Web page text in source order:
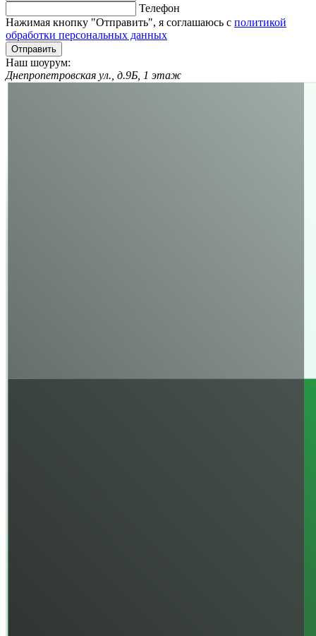
Телефон
Нажимая кнопку "Отправить", я соглашаюсь с политикой
обработки персональных данных
Отправить
Наш шоурум:
Днепропетровская ул., д.9Б, 1 этаж